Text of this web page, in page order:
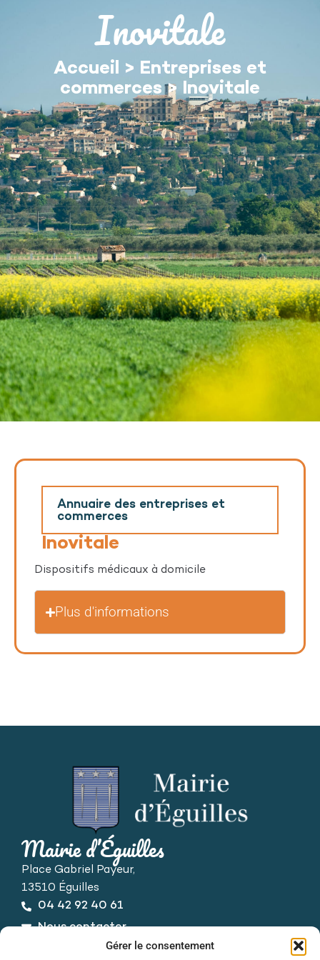
Gérer le consentement
Inovitale
Accueil > Entreprises et
commerces> Inovitale
Inovitale
Annuaire des entreprises et
commerces
Dispositifs médicaux à domicile
Plus d'informations
Mairie d’Éguilles
Place Gabriel Payeur,
13510 Éguilles
04 42 92 40 61
Nous contacter
Horaires d’ouverture